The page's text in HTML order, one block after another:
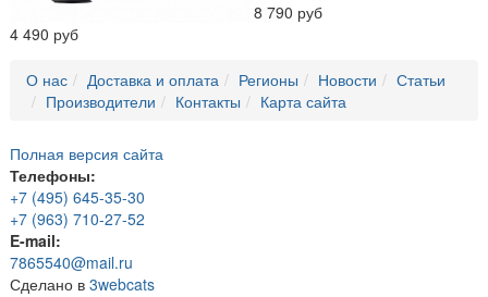
4 490 руб
8 790 руб
О нас Доставка и оплата Регионы Новости
Статьи
Производители
Контакты Карта сайта
Полная версия сайта
Телефоны:
+7 (495) 645-35-30
+7 (963) 710-27-52
E-mail:
7865540@mail.ru
Сделано в 3webcats